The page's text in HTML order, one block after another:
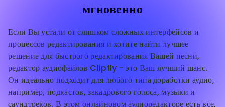
мгновенно
Если Вы устали от слишком сложных интерфейсов и
процессов редактирования и хотите найти лучшее
решение для быстрого редактирования Вашей песни,
редактор аудиофайлов Clipfly - это Ваш лучший шанс.
Он идеально подходит для любого типа доработки аудио,
например, подкастов, закадрового голоса, музыки и
саундтреков. В этом онлайновом аудиоредакторе есть все,